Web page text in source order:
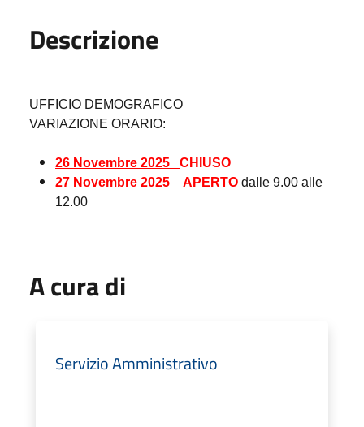
Descrizione
UFFICIO DEMOGRAFICO
VARIAZIONE ORARIO:
26 Novembre 2025 CHIUSO
27 Novembre 2025
APERTO dalle 9.00 alle
12.00
A cura di
Servizio Amministrativo